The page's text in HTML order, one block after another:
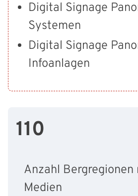
Digital Signage
Systemen
Digital Signage
Infoanlagen
110
Anzahl Bergregionen
Medien